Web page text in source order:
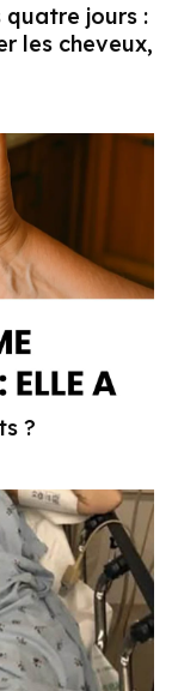
quatre jours :
les cheveux,
?